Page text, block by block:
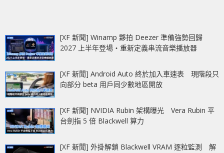
[XF 新聞] Winamp 夥拍 Deezer 準備強勢回歸
2027 上半年登場‧重新定義串流音樂播放器
[XF 新聞] Android Auto 終於加入車速表 現階段只
向部分 beta 用戶同少數地區開放
[XF 新聞] NVIDIA Rubin 架構曝光 Vera Rubin 平
台劍指 5 倍 Blackwell 算力
[XF 新聞] 外掛解鎖 Blackwell VRAM 逐粒監測 解